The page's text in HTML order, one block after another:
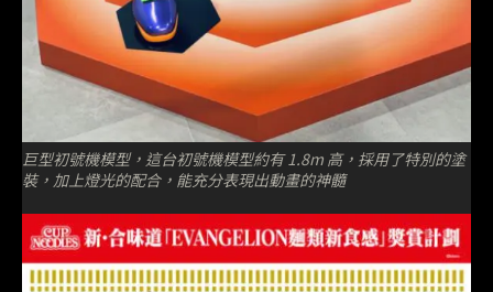
巨型初號機模型，這台初號機模型約有 1.8m 高，採用了特別的塗
裝，加上燈光的配合，能充分表現出動畫的神髓